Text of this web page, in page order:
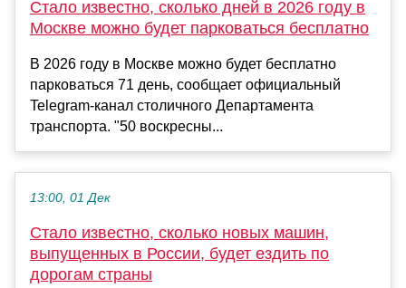
Стало известно, сколько дней в 2026 году в
Москве можно будет парковаться бесплатно
В 2026 году в Москве можно будет бесплатно
парковаться 71 день, сообщает официальный
Telegram-канал столичного Департамента
транспорта. "50 воскресны...
13:00, 01 Дек
Стало известно, сколько новых машин,
выпущенных в России, будет ездить по
дорогам страны